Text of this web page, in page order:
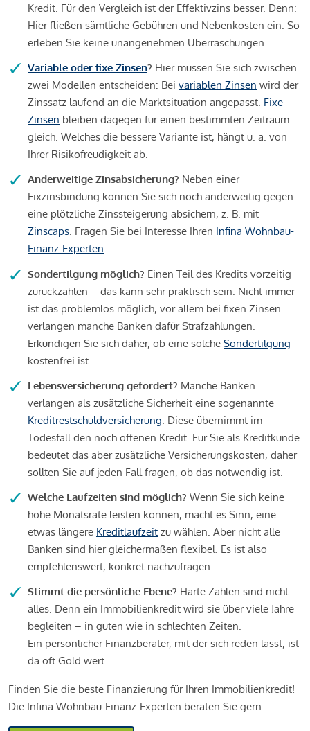
Kredit. Für den Vergleich ist der Effektivzins besser. Denn:
Hier fließen sämtliche Gebühren und Nebenkosten ein. So
erleben Sie keine unangenehmen Überraschungen.
Variable oder fixe Zinsen? Hier müssen Sie sich zwischen
zwei Modellen entscheiden: Bei variablen Zinsen wird der
Zinssatz laufend an die Marktsituation angepasst. Fixe
Zinsen bleiben dagegen für einen bestimmten Zeitraum
gleich. Welches die bessere Variante ist, hängt u. a. von
Ihrer Risikofreudigkeit ab.
Anderweitige Zinsabsicherung? Neben einer
Fixzinsbindung können Sie sich noch anderweitig gegen
eine plötzliche Zinssteigerung absichern, z. B. mit
Zinscaps. Fragen Sie bei Interesse Ihren Infina Wohnbau-
Finanz-Experten.
Sondertilgung möglich? Einen Teil des Kredits vorzeitig
zurückzahlen – das kann sehr praktisch sein. Nicht immer
ist das problemlos möglich, vor allem bei fixen Zinsen
verlangen manche Banken dafür Strafzahlungen.
Erkundigen Sie sich daher, ob eine solche Sondertilgung
kostenfrei ist.
Lebensversicherung gefordert? Manche Banken
verlangen als zusätzliche Sicherheit eine sogenannte
Kreditrestschuldversicherung. Diese übernimmt im
Todesfall den noch offenen Kredit. Für Sie als Kreditkunde
bedeutet das aber zusätzliche Versicherungskosten, daher
sollten Sie auf jeden Fall fragen, ob das notwendig ist.
Welche Laufzeiten sind möglich? Wenn Sie sich keine
hohe Monatsrate leisten können, macht es Sinn, eine
etwas längere Kreditlaufzeit zu wählen. Aber nicht alle
Banken sind hier gleichermaßen flexibel. Es ist also
empfehlenswert, konkret nachzufragen.
Stimmt die persönliche Ebene? Harte Zahlen sind nicht
alles. Denn ein Immobilienkredit wird sie über viele Jahre
begleiten – in guten wie in schlechten Zeiten.
Ein persönlicher Finanzberater, mit der sich reden lässt, ist
da oft Gold wert.
Finden Sie die beste Finanzierung für Ihren Immobilienkredit!
Die Infina Wohnbau-Finanz-Experten beraten Sie gern.